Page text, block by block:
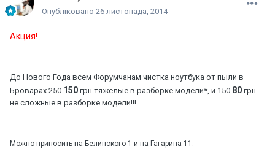
Опубліковано 26 листопада, 2014
Акция!
До Нового Года всем Форумчанам чистка ноутбука от пыли в
Броварах 250 150 грн тяжелые в разборке модели*, и 150 80 грн
не сложные в разборке модели!!!
Можно приносить на Белинского 1 и на Гагарина 11.